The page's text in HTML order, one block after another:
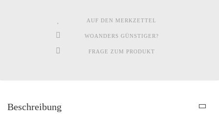
AUF DEN MERKZETTEL
WOANDERS GÜNSTIGER?
FRAGE ZUM PRODUKT
Beschreibung